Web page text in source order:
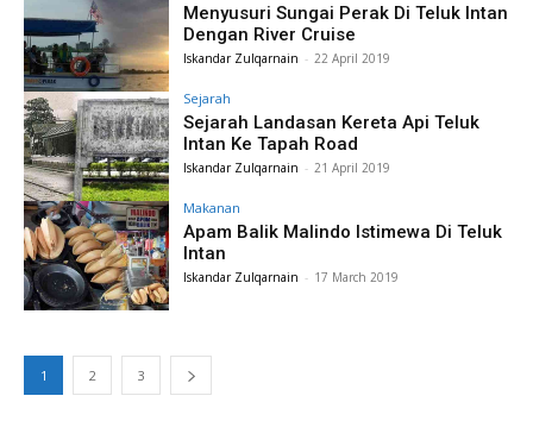
Menyusuri Sungai Perak Di Teluk Intan
Dengan River Cruise
Iskandar Zulqarnain - 22 April 2019
Sejarah
Sejarah Landasan Kereta Api Teluk
Intan Ke Tapah Road
Iskandar Zulqarnain - 21 April 2019
Makanan
Apam Balik Malindo Istimewa Di Teluk
Intan
Iskandar Zulqarnain - 17 March 2019
1 2 3